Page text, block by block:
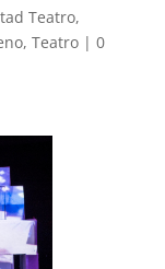
Teatro,
, Teatro| 0